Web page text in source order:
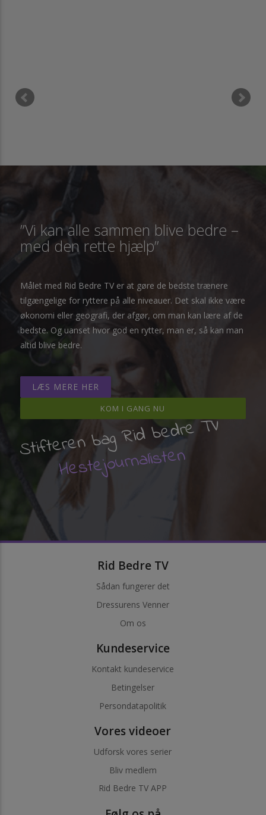
”Vi kan alle sammen blive bedre –
med den rette hjælp”
Målet med Rid Bedre TV er at gøre de bedste trænere
tilgængelige for ryttere på alle niveauer. Det skal ikke være
økonomi eller geografi, der afgør, om man kan lære af de
bedste. Og uanset hvor god en rytter, man er, så kan man
altid blive bedre.
LÆS MERE HER
KOM I GANG NU
Stifteren bag Rid bedre TV
Hestejournalisten
Rid Bedre TV
Sådan fungerer det
Dressurens Venner
Om os
Kundeservice
Kontakt kundeservice
Betingelser
Persondatapolitik
Vores videoer
Udforsk vores serier
Bliv medlem
Rid Bedre TV APP